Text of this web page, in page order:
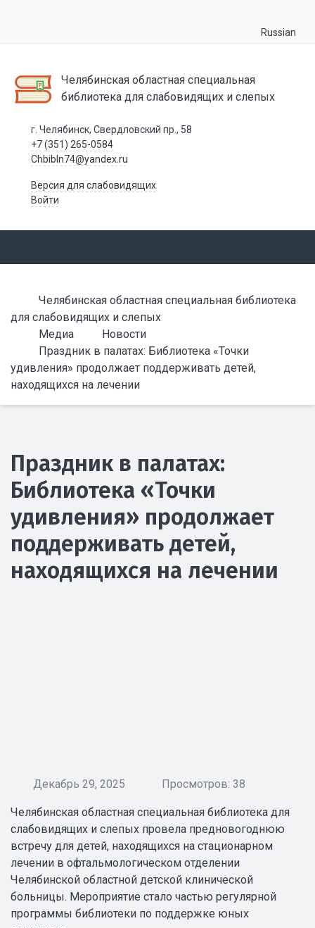
Russian
Челябинская областная специальная
библиотека для слабовидящих и слепых
г. Челябинск, Свердловский пр., 58
+7 (351) 265-0584
Chbibln74@yandex.ru
Версия для слабовидящих
Войти
Челябинская областная специальная библиотека
для слабовидящих и слепых
Медиа
Новости
Праздник в палатах: Библиотека «Точки
удивления» продолжает поддерживать детей,
находящихся на лечении
Праздник в палатах:
Библиотека «Точки
удивления» продолжает
поддерживать детей,
находящихся на лечении
Декабрь 29, 2025 Просмотров: 38
Челябинская областная специальная библиотека для
слабовидящих и слепых провела предновогоднюю
встречу для детей, находящихся на стационарном
лечении в офтальмологическом отделении
Челябинской областной детской клинической
больницы. Мероприятие стало частью регулярной
программы библиотеки по поддержке юных